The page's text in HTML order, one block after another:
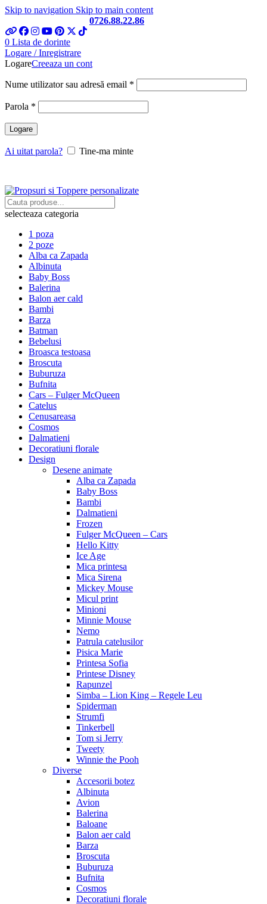
Skip to navigation Skip to main content
0726.88.22.86
0 Lista de dorinte
Logare / Inregistrare
LogareCreeaza un cont
Nume utilizator sau adresă email *
Parola *
Logare
Ai uitat parola? Tine-ma minte
selecteaza categoria
1 poza
2 poze
Alba ca Zapada
Albinuta
Baby Boss
Balerina
Balon aer cald
Bambi
Barza
Batman
Bebelusi
Broasca testoasa
Broscuta
Buburuza
Bufnita
Cars – Fulger McQueen
Catelus
Cenusareasa
Cosmos
Dalmatieni
Decoratiuni florale
Design
Desene animate
Alba ca Zapada
Baby Boss
Bambi
Dalmatieni
Frozen
Fulger McQueen – Cars
Hello Kitty
Ice Age
Mica printesa
Mica Sirena
Mickey Mouse
Micul print
Minioni
Minnie Mouse
Nemo
Patrula catelusilor
Pisica Marie
Printesa Sofia
Printese Disney
Rapunzel
Simba – Lion King – Regele Leu
Spiderman
Strumfi
Tinkerbell
Tom si Jerry
Tweety
Winnie the Pooh
Diverse
Accesorii botez
Albinuta
Avion
Balerina
Baloane
Balon aer cald
Barza
Broscuta
Buburuza
Bufnita
Cosmos
Decoratiuni florale